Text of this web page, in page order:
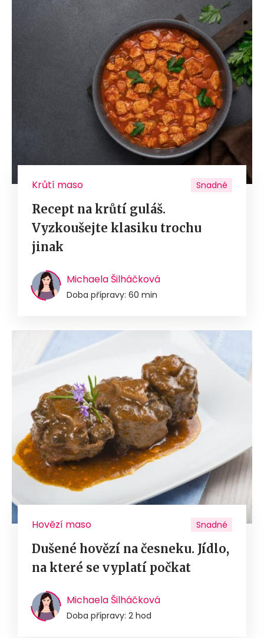
Krůtí maso Snadné
Recept na krůtí guláš.
Vyzkoušejte klasiku trochu
jinak
Michaela Šilháčková
Doba přípravy: 60 min
Hovězí maso Snadné
Dušené hovězí na česneku. Jídlo,
na které se vyplatí počkat
Michaela Šilháčková
Doba přípravy: 2 hod